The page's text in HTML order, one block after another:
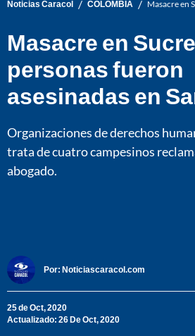
Noticias Caracol / COLOMBIA / Masacre en
Masacre en
personas fueron
asesinadas en
Organizaciones de derechos
trata de cuatro campesinos
abogado.
Por: Noticiascaracol.com
25 de Oct, 2020
Actualizado: 26 De Oct, 2020